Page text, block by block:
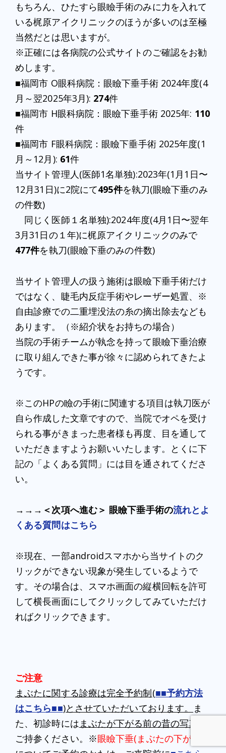
もちろん、ひたすら眼瞼手術のみに力を入れて
いる梶原アイクリニックのほうが多いのは至極
当然だとは思いますが。
※正確には各病院の公式サイトのご確認をお勧
めします。
■福岡市 O眼科病院：眼瞼下垂手術 2024年度(4
月～翌2025年3月): 274件
■福岡市 H眼科病院：眼瞼下垂手術 2025年: 110
件
■福岡市 F眼科病院：眼瞼下垂手術 2025年度(1
月～12月): 61件
当サイト管理人(医師1名単独):2023年(1月1日〜
12月31日)に2院にて495件を執刀(眼瞼下垂のみ
の件数)
同じく医師１名単独):2024年度(4月1日〜翌年
3月31日の１年)に梶原アイクリニックのみで
477件を執刀(眼瞼下垂のみの件数)
当サイト管理人の扱う施術は眼瞼下垂手術だけ
ではなく、睫毛内反症手術やレーザー処置、※
自由診療での二重埋没法の糸の摘出除去なども
あります。（※紹介状をお持ちの場合）
当院の手術チームが執念を持って眼瞼下垂治療
に取り組んできた事が徐々に認められてきたよ
うです。
※このHPの瞼の手術に関連する項目は執刀医が
自ら作成した文章ですので、当院でオペを受け
られる事がきまった患者様も再度、目を通して
いただきますようお願いいたします。とくに下
記の「よくある質問」には目を通されてくださ
い。
→→→＜次項へ進む＞ 眼瞼下垂手術の流れとよ
くある質問はこちら
※現在、一部androidスマホから当サイトのク
リックができない現象が発生しているようで
す。その場合は、スマホ画面の縦横回転を許可
して横長画面にしてクリックしてみていただけ
ればクリックできます。
ご注意
まぶたに関する診療は完全予約制(■■予約方法
はこちら■■)とさせていただいております。
ま
た、初診時にはまぶたが下がる前の昔の写真
ご持参ください。※眼瞼下垂(まぶたの下がり)